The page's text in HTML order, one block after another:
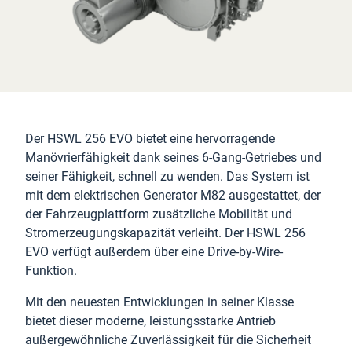
Der HSWL 256 EVO bietet eine hervorragende
Manövrierfähigkeit dank seines 6-Gang-Getriebes und
seiner Fähigkeit, schnell zu wenden. Das System ist
mit dem elektrischen Generator M82 ausgestattet, der
der Fahrzeugplattform zusätzliche Mobilität und
Stromerzeugungskapazität verleiht. Der HSWL 256
EVO verfügt außerdem über eine Drive-by-Wire-
Funktion.
Mit den neuesten Entwicklungen in seiner Klasse
bietet dieser moderne, leistungsstarke Antrieb
außergewöhnliche Zuverlässigkeit für die Sicherheit